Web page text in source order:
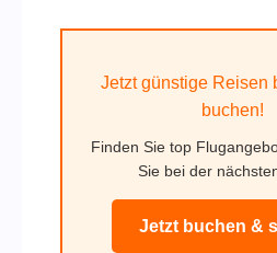
Jetzt günstige Reisen
buchen!
Finden Sie top
Sie bei der
Jetzt buchen &